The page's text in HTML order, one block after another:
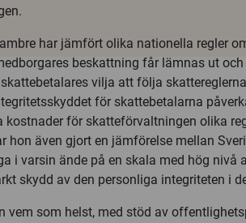
har jämfört olika nationella regler
beskattning får lämnas ut
vilja att följa
för skattebetalarna
kostnader för skatteförvaltningen olika
hon även gjort en jämförelse mellan
i varsin ände på en skala med hög nivå
skydd av den personliga integriteten i
vem som helst, med stöd av